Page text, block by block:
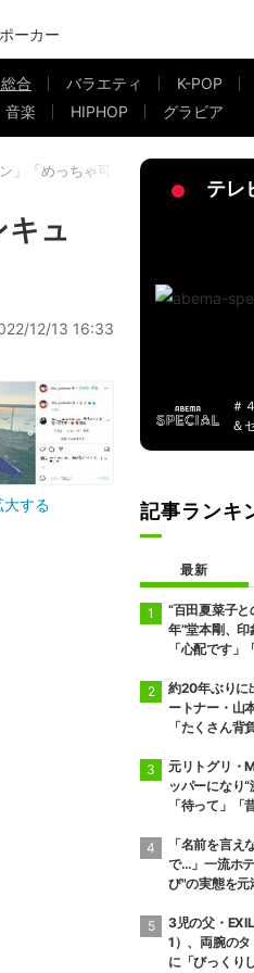
ポーカー
合 バラエティ K-POP
音楽 HIPHOP グラビア
「めっちゃ可愛い」とファン悶絶
ュ
12/13 16:33
大する
テレ
＃
＆
記事ランキ
最新
“百田夏菜子
年”堂本剛、
「心配です」
約20年ぶりに
ートナー・山
「たくさん背
元リトグリ・
ッパーになり
「待って」「
「名前を言え
で…」一流ホ
び"の実態を元
3児の父・
1）、両腕の
に「びっくり